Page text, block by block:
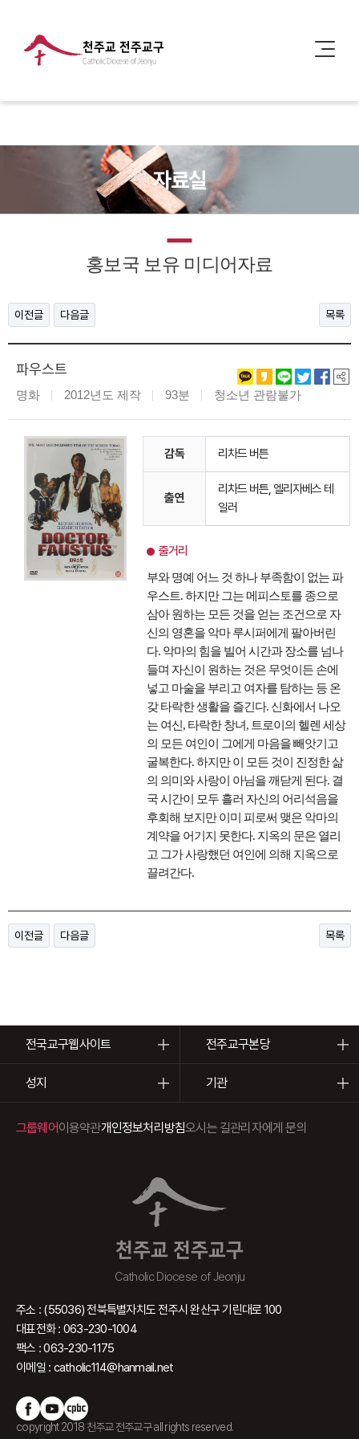
천주교 전주교구
Catholic Diocese of Jeonju
자료실
홍보국 보유 미디어자료
이전글 다음글 목록
파우스트
명화 2012년도 제작 93분 청소년 관람불가
감독 리차드 버튼
출연
리차드 버튼, 엘리자베스 테
일러
줄거리
부와 명예 어느 것 하나 부족함이 없는 파
우스트. 하지만 그는 메피스토를 종으로
삼아 원하는 모든 것을 얻는 조건으로 자
신의 영혼을 악마 루시퍼에게 팔아버린
다. 악마의 힘을 빌어 시간과 장소를 넘나
들며 자신이 원하는 것은 무엇이든 손에
넣고 마술을 부리고 여자를 탐하는 등 온
갖 타락한 생활을 즐긴다. 신화에서 나오
는 여신, 타락한 창녀, 트로이의 헬렌 세상
의 모든 여인이 그에게 마음을 빼앗기고
굴복한다. 하지만 이 모든 것이 진정한 삶
의 의미와 사랑이 아님을 깨닫게 된다. 결
국 시간이 모두 흘러 자신의 어리석음을
후회해 보지만 이미 피로써 맺은 악마의
계약을 어기지 못한다. 지옥의 문은 열리
고 그가 사랑했던 여인에 의해 지옥으로
끌려간다.
이전글 다음글 목록
전국교구웹사이트 전주교구본당
성지 기관
천주교 전주교구
Catholic Diocese of Jeonju
그룹웨어이용약관개인정보처리방침오시는 길관리자에게 문의
주소 : (55036) 전북특별자치도 전주시 완산구 기린대로 100
대표전화 : 063-230-1004
팩스 : 063-230-1175
이메일 : catholic114@hanmail.net
copyright 2018 천주교 전주교구 all rights reserved.